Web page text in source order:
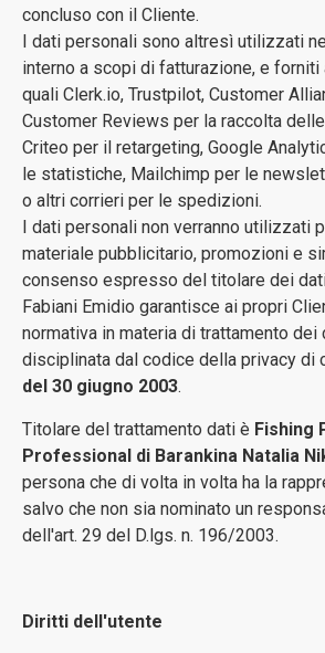
concluso con il Cliente.
I dati personali sono altresì utilizzati
interno a scopi di fatturazione, e
quali Clerk.io, Trustpilot, Customer
Customer Reviews per la raccolta
Criteo per il retargeting, Google
le statistiche, Mailchimp per le
o altri corrieri per le spedizioni.
I dati personali non verranno utilizzati
materiale pubblicitario, promozioni e
consenso espresso del titolare dei
Fabiani Emidio garantisce ai propri
normativa in materia di trattamento dei
disciplinata dal codice della privacy di
del 30 giugno 2003.
Titolare del trattamento dati è Fishing
Professional di Barankina Natalia
persona che di volta in volta ha la
salvo che non sia nominato un
dell'art. 29 del D.lgs. n. 196/2003.
Diritti dell'utente